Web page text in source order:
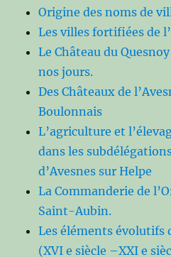
Origine des noms de
Les villes fortifiées de
Le Château du
nos jours.
Des Châteaux de
Boulonnais
L’agriculture et
dans les
d’Avesnes sur Helpe
La Commanderie de
Saint-Aubin.
Les éléments évolutifs
(XVI e siècle –XXI e